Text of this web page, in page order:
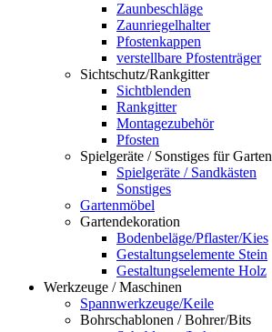
Zaunbeschläge
Zaunriegelhalter
Pfostenkappen
verstellbare Pfostenträger
Sichtschutz/Rankgitter
Sichtblenden
Rankgitter
Montagezubehör
Pfosten
Spielgeräte / Sonstiges für Garten
Spielgeräte / Sandkästen
Sonstiges
Gartenmöbel
Gartendekoration
Bodenbeläge/Pflaster/Kies
Gestaltungselemente Stein
Gestaltungselemente Holz
Werkzeuge / Maschinen
Spannwerkzeuge/Keile
Bohrschablonen / Bohrer/Bits